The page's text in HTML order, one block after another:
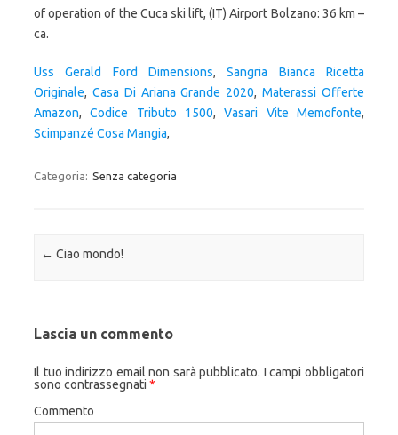
Uss Gerald Ford Dimensions,Sangria Bianca Ricetta
Originale, Casa Di Ariana Grande 2020,Materassi Offerte
Amazon,Codice Tributo 1500,Vasari Vite Memofonte,
Scimpanzé Cosa Mangia,
Categoria: Senza categoria
Navigazione articolo
← Ciao mondo!
Lascia un commento
Il tuo indirizzo email non sarà pubblicato. I campi obbligatori
sono contrassegnati *
Commento